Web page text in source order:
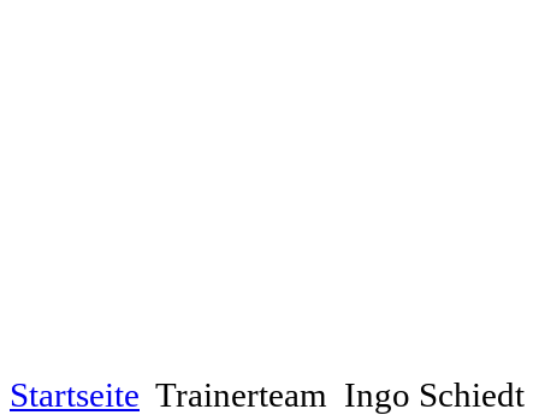
Startseite Trainerteam Ingo Schiedt